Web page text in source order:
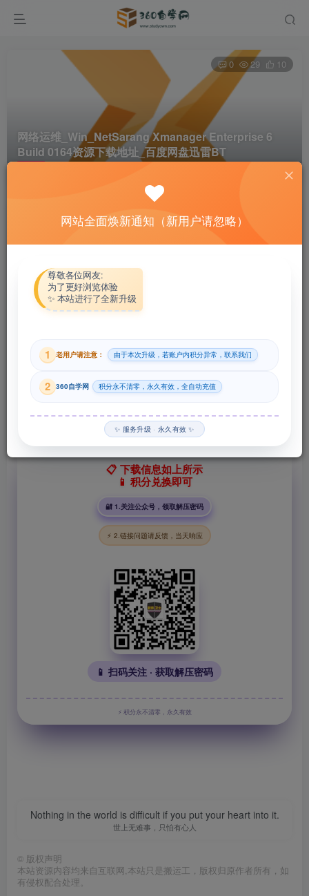
网络运维_Win_NetSarang Xmanager Enterprise 6
Build 0164资源下载地址_百度网盘迅雷BT
0 29 10
热心网友 关注
此内容为付费资源，请付费后查看
29积分
付费资源
📋 下载信息如上所示
📱 积分兑换即可
🔐 1.关注公众号，领取解压密码
⚡ 2.链接问题请反馈，当天响应
📱 扫码关注 · 获取解压密码
⚡ 积分永不清零，永久有效
Nothing in the world is difficult if you put your heart into it.
世上无难事，只怕有心人
© 版权声明
本站资源内容均来自互联网,本站只是搬运工，版权归原作者所有，如
有侵权配合处理。
网站全面焕新通知（新用户请忽略）
尊敬各位网友:
为了更好浏览体验
✨ 本站进行了全新升级
1 老用户请注意： 由于本次升级，若账户内积分异常，联系我们
2 360自学网 积分永不清零，永久有效，全自动充值
✨ 服务升级 · 永久有效 ✨